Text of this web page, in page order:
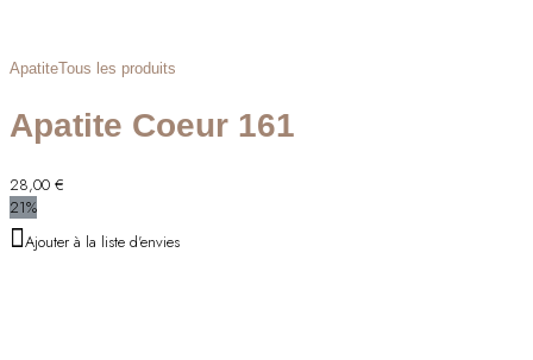
ApatiteTous les produits
Apatite Coeur 161
28,00 €
21%
Ajouter à la liste d'envies